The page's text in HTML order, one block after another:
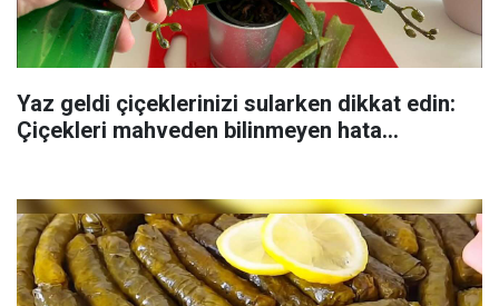
Yaz geldi çiçeklerinizi sularken dikkat edin:
Çiçekleri mahveden bilinmeyen hata...